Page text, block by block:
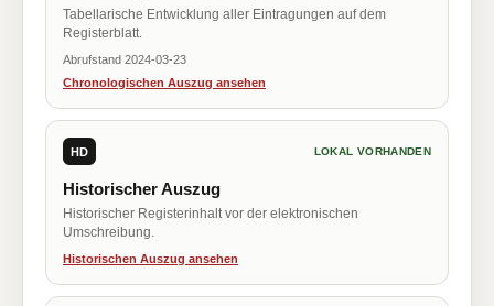
Tabellarische Entwicklung aller Eintragungen auf dem
Registerblatt.
Abrufstand 2024-03-23
Chronologischen Auszug ansehen
HD LOKAL VORHANDEN
Historischer Auszug
Historischer Registerinhalt vor der elektronischen
Umschreibung.
Historischen Auszug ansehen